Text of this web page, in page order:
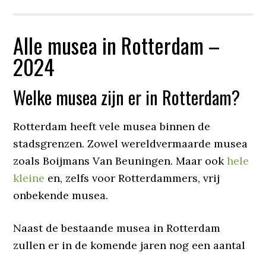
Alle musea in Rotterdam –
2024
Welke musea zijn er in Rotterdam?
Rotterdam heeft vele musea binnen de
stadsgrenzen. Zowel wereldvermaarde musea
zoals Boijmans Van Beuningen. Maar ookhele
kleine en, zelfs voor Rotterdammers, vrij
onbekende musea.
Naast de bestaande musea in Rotterdam
zullen er in de komende jaren nog een aantal